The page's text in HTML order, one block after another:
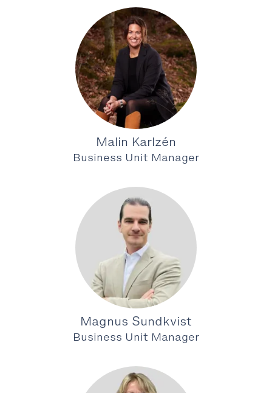
Malin Karlzén
Business Unit Manager
Magnus Sundkvist
Business Unit Manager